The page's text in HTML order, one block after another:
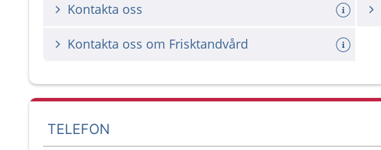
Kontakta oss
Kontakta oss om Frisktandvård
TELEFON